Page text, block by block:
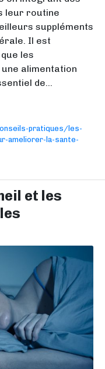
leur routine
suppléments
Il est
les
alimentation
de...
pratiques/les-
ameliorer-la-sante-
et les